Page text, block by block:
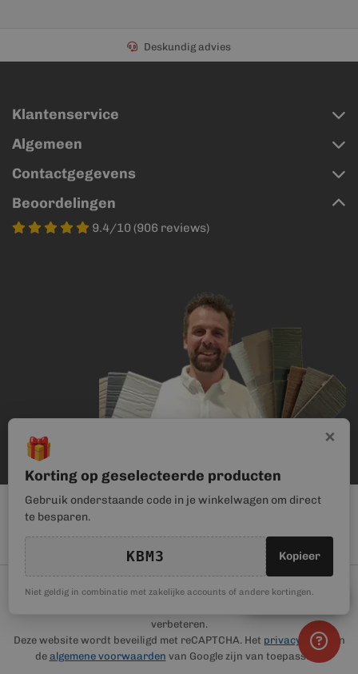
Deskundig advies
Klantenservice
Algemeen
Contactgegevens
Beoordelingen
9.4/10 (906 reviews)
×
🎁
Korting op geselecteerde producten
Gebruik onderstaande code in je winkelwagen om direct
te besparen.
KBM3 Kopieer
Niet geldig in combinatie met zakelijke accounts of andere kortingen.
🎁Kortingscode
© Kunststof Bouwmateriaal | Magento webwinkel realisatie door
verbeteren.
Deze website wordt beveiligd met reCAPTCHA. Het privacybeleid
en
de algemene voorwaarden van Google zijn van toepassing.